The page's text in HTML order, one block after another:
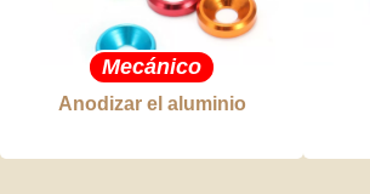
Mecánico
Anodizar el aluminio